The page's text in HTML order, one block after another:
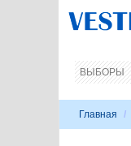
ВЫБОРЫ
Главная /